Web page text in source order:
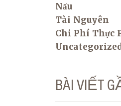
Nấu
Tài Nguyên
Chi Phí Thực
BÀI VIẾT